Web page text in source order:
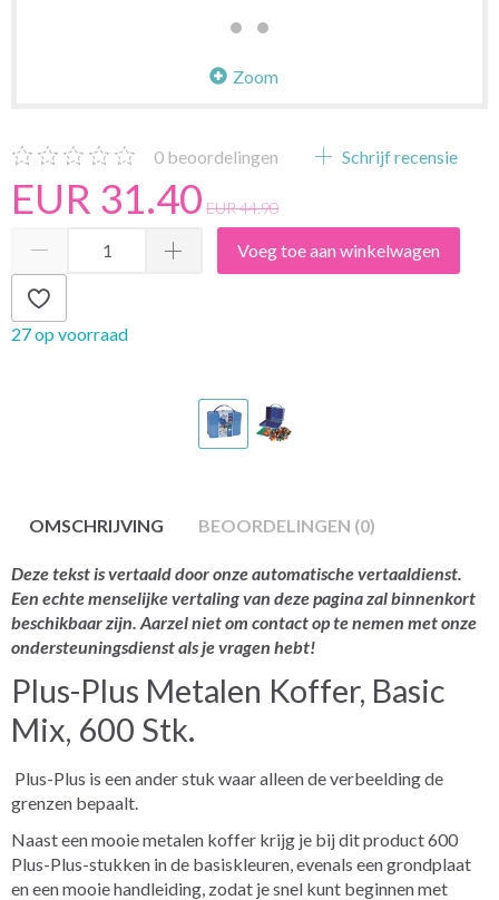
Zoom
0 beoordelingen Schrijf recensie
EUR 31.40 EUR 44.90
Voeg toe aan winkelwagen
27 op voorraad
OMSCHRIJVING BEOORDELINGEN (0)
Deze tekst is vertaald door onze automatische vertaaldienst.
Een echte menselijke vertaling van deze pagina zal binnenkort
beschikbaar zijn. Aarzel niet om contact op te nemen met onze
ondersteuningsdienst als je vragen hebt!
Plus-Plus Metalen Koffer, Basic
Mix, 600 Stk.
Plus-Plus is een ander stuk waar alleen de verbeelding de
grenzen bepaalt.
Naast een mooie metalen koffer krijg je bij dit product 600
Plus-Plus-stukken in de basiskleuren, evenals een grondplaat
en een mooie handleiding, zodat je snel kunt beginnen met